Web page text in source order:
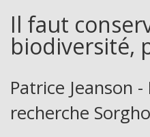
Il faut
biodiversité,
Patrice Jeanson
recherche